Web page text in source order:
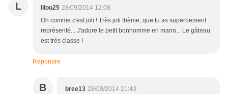
L lilou25 28/09/2014 12:08
Oh comme c'est joli ! Très joli thème, que tu as superbement
représenté... J'adore le petit bonhomme en marin... Le gâteau
est très classe !
Répondre
B bree13 28/09/2014 21:43